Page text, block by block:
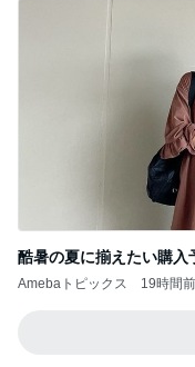
酷暑の夏に揃えたい購入
Amebaトピックス 19時間前